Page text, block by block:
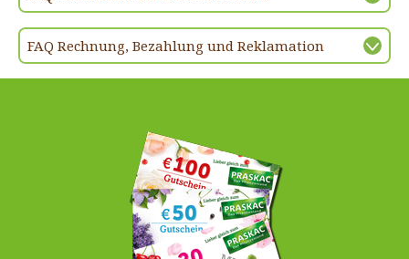
FAQ Rechnung, Bezahlung und Reklamation